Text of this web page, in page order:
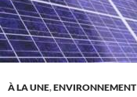
À LA UNE,ENVIRONNEMENT